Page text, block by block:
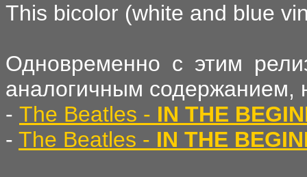
This bicolor (white and blue
Одновременно с этим
аналогичным содержанием,
- The Beatles - IN THE
- The Beatles - IN THE